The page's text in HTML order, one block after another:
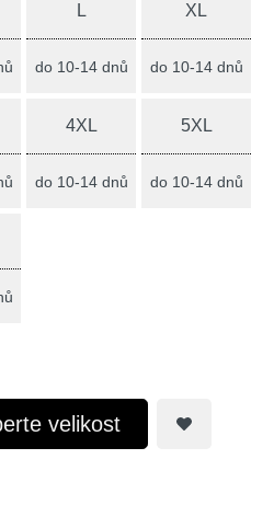
L
do 10-14 dnů
XL
do 10-14 dnů
4XL
do 10-14 dnů
5XL
do 10-14 dnů
velikost